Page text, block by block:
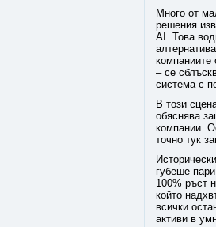
Много от
решения
AI. Това
компаниите
– се
система с
В този
обяснява
компании.
точно тук
губеше
100% ръст
който
всички
активи в